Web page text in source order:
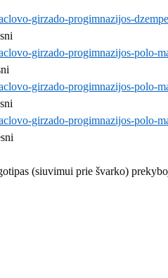
girzado-progimnazijos-
girzado-progimnazijos-polo-
girzado-progimnazijos-polo-
girzado-progimnazijos-polo-
(siuvimui prie švarko)